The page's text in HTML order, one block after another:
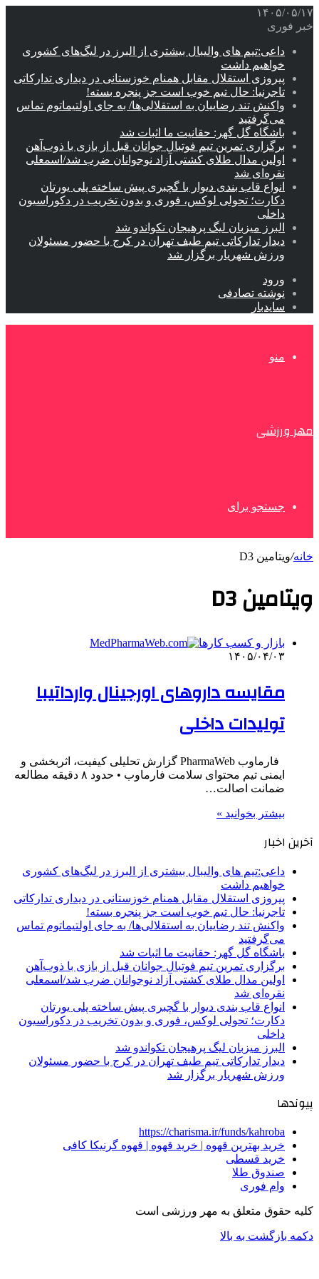
۱۴۰۵/۰۵/۱۷
خبر فوری
داعی:تیم های والیبال بیشتری از البرز در لیگ‌های کشوری
خواهیم داشت
پیروزی استقلال مقابل همنام خوزستانی در دیداری تدارکاتی
تاجرنیا: حال تیم خوب است جز پنجره بسته!
واکنش تند رضاییان به استقلالی‌ها/ به جای اولتیماتوم تماس
می‌گرفتید
باشگاه گل گهر: حقانیت ما اثبات شد
برگزاری تمرین تیم فوتبال جوانان قبل از بازی با ذوب‌آهن
اولین مدال طلای کشتی آزاد نوجوانان ضرب شد/اسمعلی
نقره‌ای شد
انواع قاب بندی دیوار با گچبری پیش ساخته پلی یورتان
دکارت؛ تحولی لوکس، فوری و بدون تخریب در دکوراسیون
داخلی
البرز میزبان لیگ پرهیجان تکواندو شد
دیدار تدارکاتی تیم طیف تهران در کرج با حضور مسئولان
ورزش شهریار برگزار شد
ورود
نوشته تصادفی
سایدبار
منو
مهر ورزشی
جستجو برای
خانه/ویتامین D3
ویتامین D3
بازار و کسب کارها
۱۴۰۵/۰۴/۰۳
مقایسه داروهای اورجینال وارداتیبا
تولیدات داخلی
فارماوب PharmaWeb گزارش تحلیلی کیفیت، اثربخشی و
ایمنی تیم محتوای سلامت فارماوب • حدود ۸ دقیقه مطالعه
ضمانت اصالت…
بیشتر بخوانید »
آخرین اخبار
داعی:تیم های والیبال بیشتری از البرز در لیگ‌های کشوری
خواهیم داشت
پیروزی استقلال مقابل همنام خوزستانی در دیداری تدارکاتی
تاجرنیا: حال تیم خوب است جز پنجره بسته!
واکنش تند رضاییان به استقلالی‌ها/ به جای اولتیماتوم تماس
می‌گرفتید
باشگاه گل گهر: حقانیت ما اثبات شد
برگزاری تمرین تیم فوتبال جوانان قبل از بازی با ذوب‌آهن
اولین مدال طلای کشتی آزاد نوجوانان ضرب شد/اسمعلی
نقره‌ای شد
انواع قاب بندی دیوار با گچبری پیش ساخته پلی یورتان
دکارت؛ تحولی لوکس، فوری و بدون تخریب در دکوراسیون
داخلی
البرز میزبان لیگ پرهیجان تکواندو شد
دیدار تدارکاتی تیم طیف تهران در کرج با حضور مسئولان
ورزش شهریار برگزار شد
پیوندها
https://charisma.ir/funds/kahroba
خرید بهترین قهوه | خرید قهوه | قهوه گرنیکا کافی
خرید قسطی
صندوق طلا
وام فوری
کلیه حقوق متعلق به مهر ورزشی است
دکمه بازگشت به بالا